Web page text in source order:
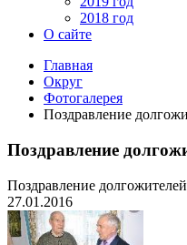
2018 год
О сайте
Главная
Округ
Фотогалерея
Поздравление
Поздравление
Поздравление долгожителей
27.01.2016